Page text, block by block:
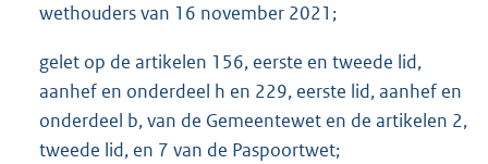
wethouders van 16 november 2021;
gelet op de artikelen 156, eerste en tweede lid,
aanhef en onderdeel h en 229, eerste lid, aanhef en
onderdeel b, van de Gemeentewet en de artikelen 2,
tweede lid, en 7 van de Paspoortwet;